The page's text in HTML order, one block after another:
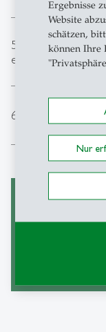
Ergebnisse
Website
schätzen,
können Ihre
Nur
5. Wo kann ich
erhalten?
6. Was sollte ich